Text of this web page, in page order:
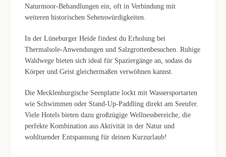
Naturmoor-Behandlungen ein, oft in Verbindung mit
weiteren historischen Sehenswürdigkeiten.
In der Lüneburger Heide findest du Erholung bei
Thermalsole-Anwendungen und Salzgrottenbesuchen. Ruhige
Waldwege bieten sich ideal für Spaziergänge an, sodass du
Körper und Geist gleichermaßen verwöhnen kannst.
Die Mecklenburgische Seenplatte lockt mit Wassersportarten
wie Schwimmen oder Stand-Up-Paddling direkt am Seeufer.
Viele Hotels bieten dazu großzügige Wellnessbereiche, die
perfekte Kombination aus Aktivität in der Natur und
wohltuender Entspannung für deinen Kurzurlaub!